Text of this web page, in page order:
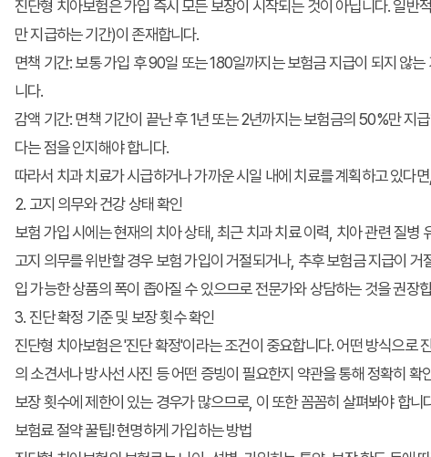
진단형 치아보험은 가입 즉시 모든 보장이 시작되는 것이 아닙니다. 일
만 지급하는 기간)이 존재합니다.
면책 기간:보통 가입 후 90일 또는 180일까지는 보험금 지급이 되지 않
니다.
감액 기간:면책 기간이 끝난 후 1년 또는 2년까지는 보험금의 50%만 지
다는 점을 인지해야 합니다.
따라서 치과 치료가 시급하거나 가까운 시일 내에 치료를 계획하고 있다
2. 고지 의무와 건강 상태 확인
보험 가입 시에는 현재의 치아 상태, 최근 치과 치료 이력, 치아 관련 질
고지 의무를 위반할 경우 보험 가입이 거절되거나, 추후 보험금 지급이
입 가능한 상품의 폭이 좁아질 수 있으므로 전문가와 상담하는 것을 권장
3. 진단 확정 기준 및 보장 횟수 확인
진단형 치아보험은 '진단 확정'이라는 조건이 중요합니다. 어떤 방식으로
의 소견서나 방사선 사진 등 어떤 증빙이 필요한지 약관을 통해 정확히
보장 횟수에 제한이 있는 경우가 많으므로, 이 또한 꼼꼼히 살펴봐야 합니
보험료 절약 꿀팁! 현명하게 가입하는 방법